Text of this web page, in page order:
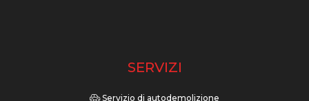
SERVIZI
Servizio di autodemolizione